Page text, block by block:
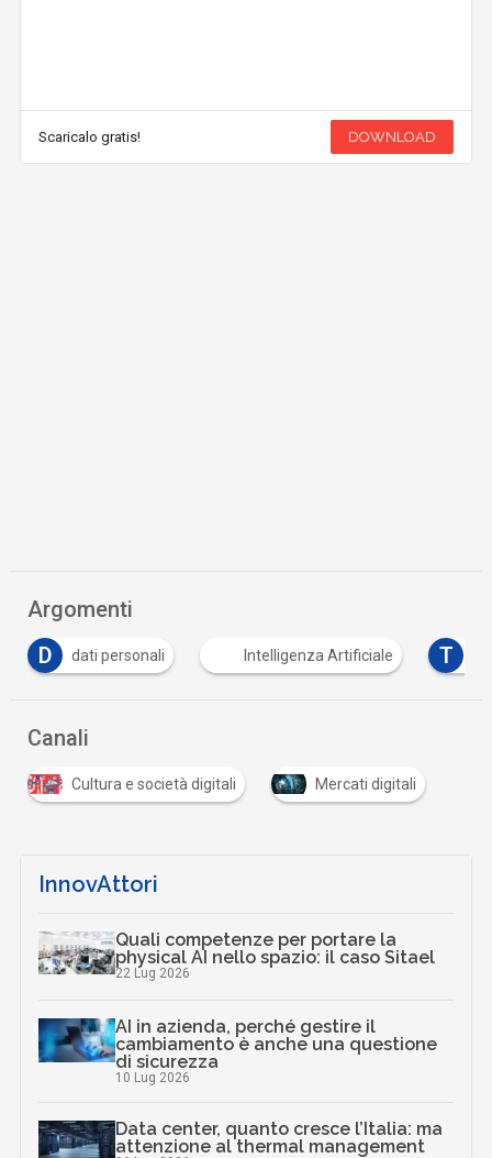
Scaricalo gratis! DOWNLOAD
Argomenti
dati personali Intelligenza Artificiale T Tutto su
Canali
Cultura e società digitali Mercati digitali
InnovAttori
Quali competenze per portare la
physical AI nello spazio: il caso Sitael
22 Lug 2026
AI in azienda, perché gestire il
cambiamento è anche una questione
di sicurezza
10 Lug 2026
Data center, quanto cresce l’Italia: ma
attenzione al thermal management